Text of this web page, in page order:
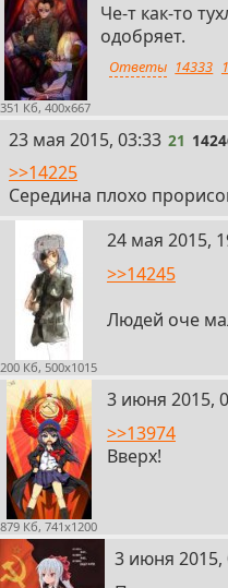
351 Кб, 400x667
Че-т как-то
одобряет.
Ответы 14333
21
23 мая 2015, 03:33 21
>>14225
Середина плохо
200 Кб, 500x1015
22
24 мая 2015,
>>14245
Людей оче
879 Кб, 741x1200
23
3 июня 2015,
>>13974
Вверх!
24
3 июня 2015,